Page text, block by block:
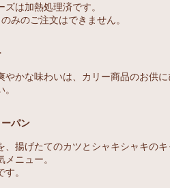
は加熱処理済です。
みのご注文はできません。
やかな味わいは、カリー商品のお供
パン
、揚げたてのカツとシャキシャキの
ニュー。
。